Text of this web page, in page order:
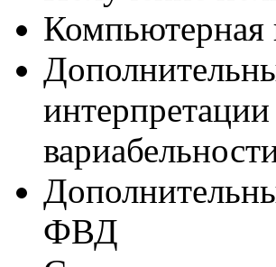
Компьютерная
ФВД